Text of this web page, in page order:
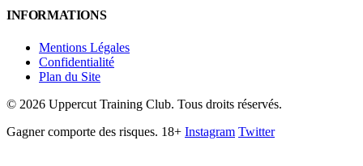
INFORMATIONS
Mentions Légales
Confidentialité
Plan du Site
© 2026 Uppercut Training Club. Tous droits réservés.
Gagner comporte des risques. 18+ Instagram Twitter